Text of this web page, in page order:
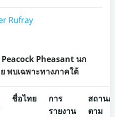
Rufray
Pheasant นก
พบเฉพาะทางภาคใต้
ชื่อไทย
การ
รายงาน
สถาน
ตาม